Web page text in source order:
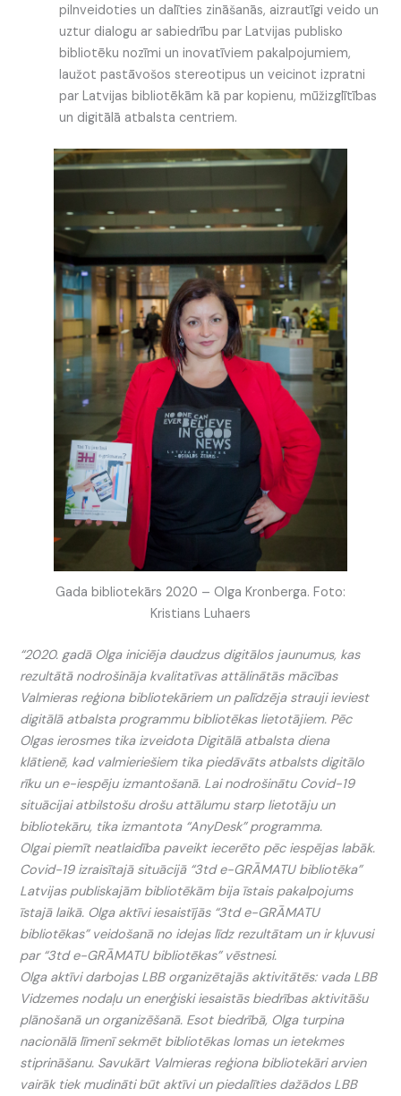
pilnveidoties un dalīties zināšanās, aizrautīgi veido un
uztur dialogu ar sabiedrību par Latvijas publisko
bibliotēku nozīmi un inovatīviem pakalpojumiem,
laužot pastāvošos stereotipus un veicinot izpratni
par Latvijas bibliotēkām kā par kopienu, mūžizglītības
un digitālā atbalsta centriem.
Gada bibliotekārs 2020 – Olga Kronberga. Foto:
Kristians Luhaers
“2020. gadā Olga iniciēja daudzus digitālos jaunumus, kas
rezultātā nodrošināja kvalitatīvas attālinātās mācības
Valmieras reģiona bibliotekāriem un palīdzēja strauji ieviest
digitālā atbalsta programmu bibliotēkas lietotājiem. Pēc
Olgas ierosmes tika izveidota Digitālā atbalsta diena
klātienē, kad valmieriešiem tika piedāvāts atbalsts digitālo
rīku un e-iespēju izmantošanā. Lai nodrošinātu Covid-19
situācijai atbilstošu drošu attālumu starp lietotāju un
bibliotekāru, tika izmantota “AnyDesk” programma.
Olgai piemīt neatlaidība paveikt iecerēto pēc iespējas labāk.
Covid-19 izraisītajā situācijā “3td e-GRĀMATU bibliotēka”
Latvijas publiskajām bibliotēkām bija īstais pakalpojums
īstajā laikā. Olga aktīvi iesaistījās “3td e-GRĀMATU
bibliotēkas” veidošanā no idejas līdz rezultātam un ir kļuvusi
par “3td e-GRĀMATU bibliotēkas” vēstnesi.
Olga aktīvi darbojas LBB organizētajās aktivitātēs: vada LBB
Vidzemes nodaļu un enerģiski iesaistās biedrības aktivitāšu
plānošanā un organizēšanā. Esot biedrībā, Olga turpina
nacionālā līmenī sekmēt bibliotēkas lomas un ietekmes
stiprināšanu. Savukārt Valmieras reģiona bibliotekāri arvien
vairāk tiek mudināti būt aktīvi un piedalīties dažādos LBB